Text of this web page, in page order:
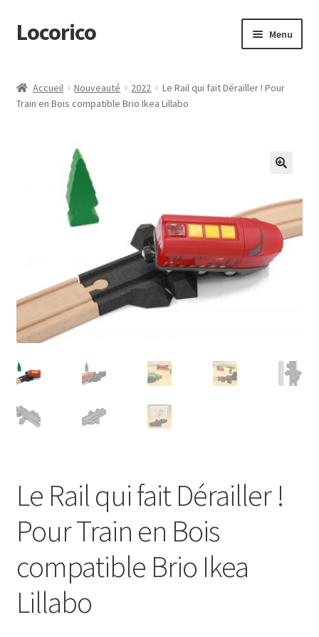
Aller
à
navigation
Aller
au
Locorico Menu
Idées & CGV
enfant
Accueil Nouveauté 2022
Le Rail qui fait Dérailler ! Pour
Train en Bois compatible Brio Ikea Lillabo
Le Rail qui fait Dérailler !
Pour Train en Bois
compatible Brio Ikea
Lillabo